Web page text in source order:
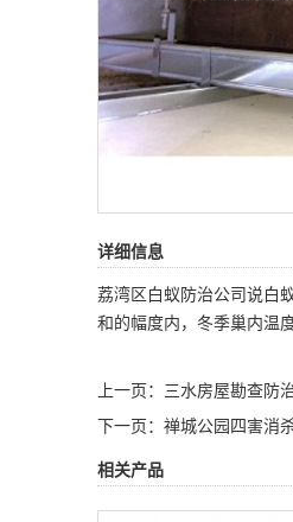
详细信息
荔湾区白蚁防治公司说白
和的幅度内，冬季巢内温
上一页： 三水房屋勘查防
下一页： 禅城公园四害消
相关产品